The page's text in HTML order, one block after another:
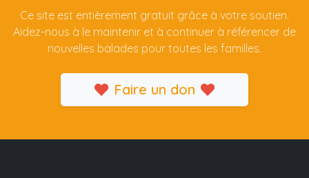
Ce site est entièrement gratuit grâce à votre soutien.
Aidez-nous à le maintenir et à continuer à référencer de
nouvelles balades pour toutes les familles.
Faire un don